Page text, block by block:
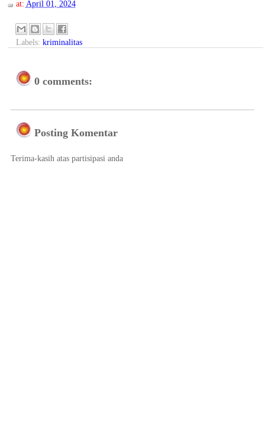
at: April 01, 2024
Labels: kriminalitas
0 comments:
Posting Komentar
Terima-kasih atas partisipasi anda